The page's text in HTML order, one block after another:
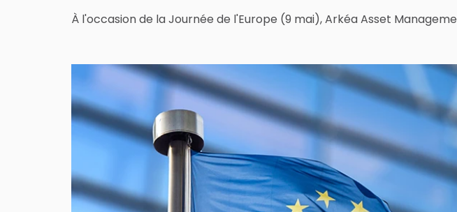
À l'occasion de la Journée de l'Europe (9 mai), Arkéa Asset